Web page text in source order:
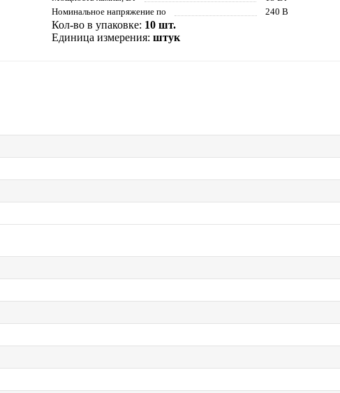
Номинальное напряжение по
240 В
Кол-во в упаковке: 10 шт.
Единица измерения: штук